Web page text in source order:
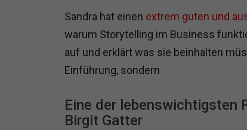
Sandra hat einen extrem guten und
warum Storytelling im Business
auf und erklärt was sie beinhalten
Einführung, sondern
Eine der lebenswichtigsten
Birgit Gatter